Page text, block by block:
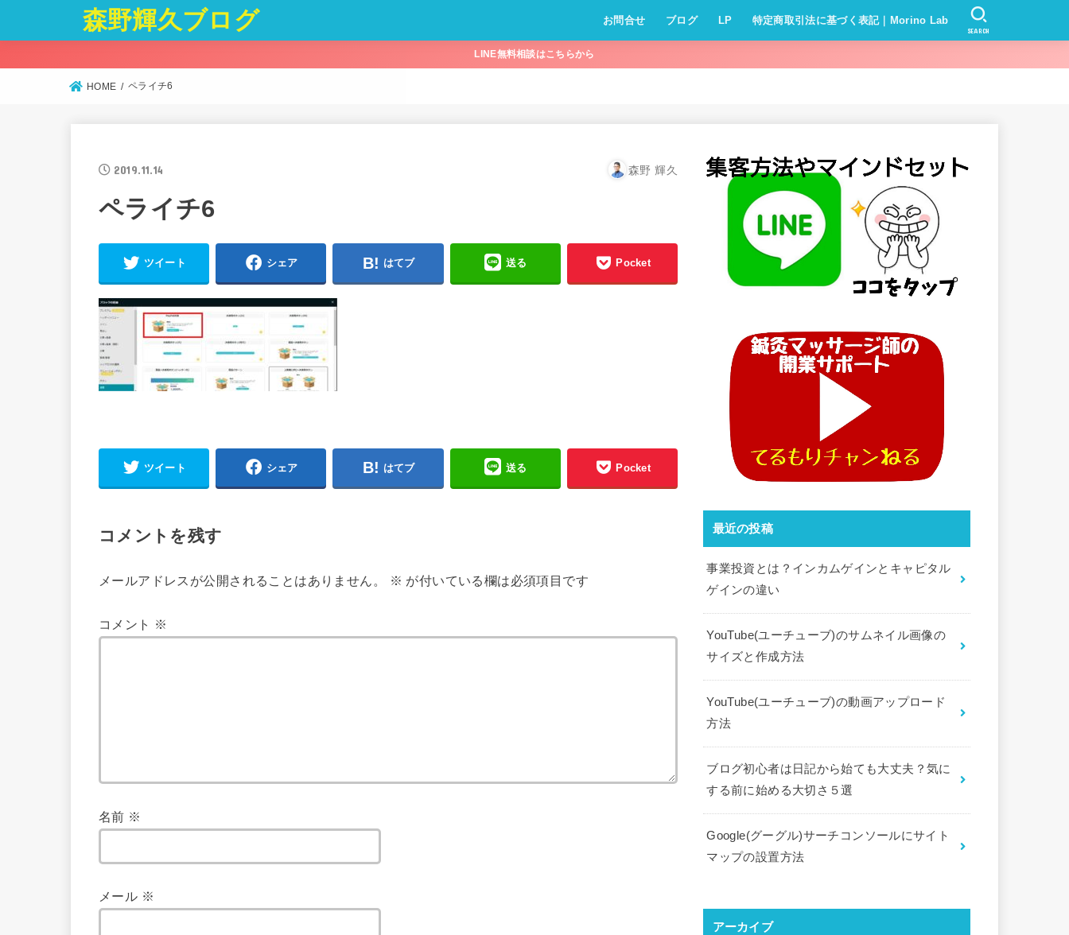
森野輝久ブログ お問合せ ブログ LP 特定商取引法に基づく表記｜Morino Lab
SEARCH
LINE無料相談はこちらから
HOME ペライチ6
2019.11.14 森野 輝久
ペライチ6
ツイート シェア はてブ 送る Pocket
ツイート シェア はてブ 送る Pocket
コメントを残す
メールアドレスが公開されることはありません。 ※ が付いている欄は必須項目です
コメント ※
名前 ※
メール ※
最近の投稿
事業投資とは？インカムゲインとキャピタル
ゲインの違い
YouTube(ユーチューブ)のサムネイル画像の
サイズと作成方法
YouTube(ユーチューブ)の動画アップロード
方法
ブログ初心者は日記から始ても大丈夫？気に
する前に始める大切さ５選
Google(グーグル)サーチコンソールにサイト
マップの設置方法
アーカイブ